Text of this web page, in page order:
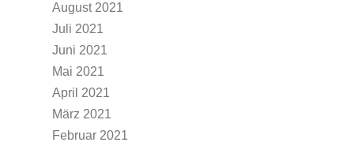
August 2021
Juli 2021
Juni 2021
Mai 2021
April 2021
März 2021
Februar 2021